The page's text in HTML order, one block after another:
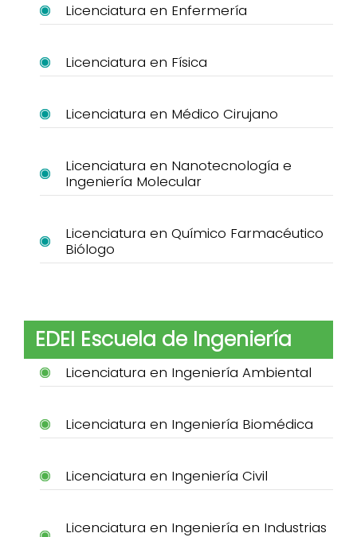
Licenciatura en Enfermería
Licenciatura en Física
Licenciatura en Médico Cirujano
Licenciatura en Nanotecnología e
Ingeniería Molecular
Licenciatura en Químico Farmacéutico
Biólogo
EDEI Escuela de Ingeniería
Licenciatura en Ingeniería Ambiental
Licenciatura en Ingeniería Biomédica
Licenciatura en Ingeniería Civil
Licenciatura en Ingeniería en Industrias